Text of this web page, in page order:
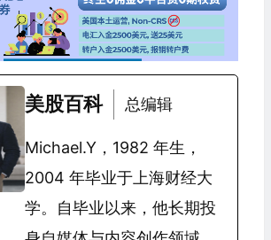
美股百科 总编辑
Michael.Y，1982 年生，
2004 年毕业于上海财经大
学。自毕业以来，他长期投